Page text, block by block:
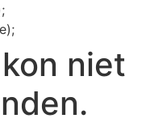
niet